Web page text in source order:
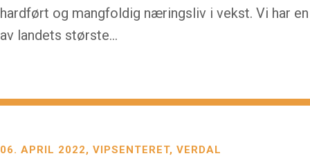
hardført og mangfoldig næringsliv i vekst. Vi har en
av landets største…
06. APRIL 2022 VIPSENTERET, VERDAL